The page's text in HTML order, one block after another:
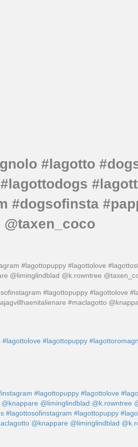
#lagotto
#dogsofinsta
#lagottopuppy #lagottolove
@liminglindblad @k.rowntree
#lagottolove #lagottopuppy
#lagottopuppy #lagottolove
@liminglindblad @k.rowntree
#lagottopuppy
@knappare @liminglindblad